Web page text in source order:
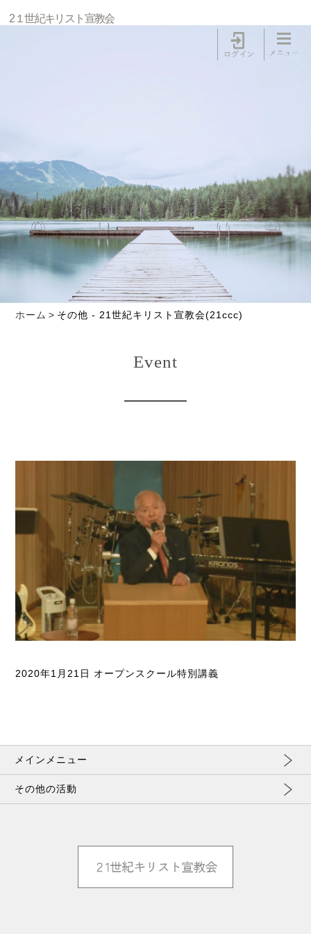
2１世紀キリスト宣教会
ホーム その他 - 21世紀キリスト宣教会(21ccc)
Event
2020年1月21日 オープンスクール特別講義
メインメニュー
その他の活動